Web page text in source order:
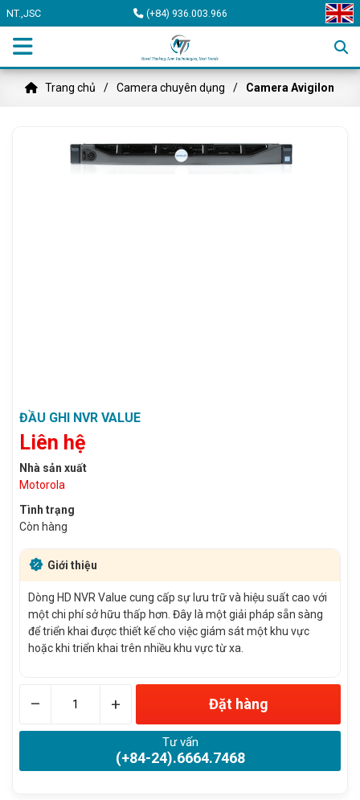
NT.,JSC (+84) 936.003.966
Trang chủ Camera chuyên dụng Camera Avigilon
ĐẦU GHI NVR VALUE
Liên hệ
Nhà sản xuất
Motorola
Tình trạng
Còn hàng
Giới thiệu
Dòng HD NVR Value cung cấp sự lưu trữ và hiệu suất cao với
một chi phí sở hữu thấp hơn. Đây là một giải pháp sẵn sàng
để triển khai được thiết kế cho việc giám sát một khu vực
hoặc khi triển khai trên nhiều khu vực từ xa.
– + Đặt hàng
Tư vấn
(+84-24).6664.7468